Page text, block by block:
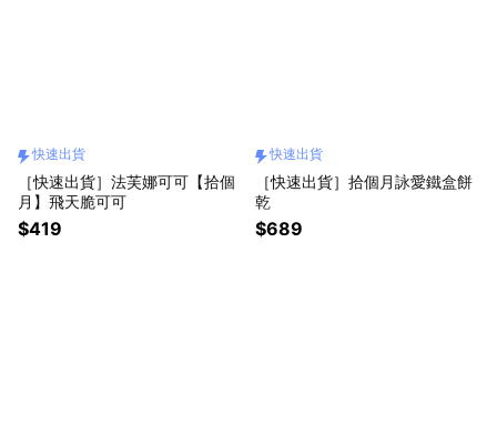
快速出貨
［快速出貨］法芙娜可可【拾個
月】飛天脆可可
$419
快速出貨
［快速出貨］拾個月詠愛鐵盒餅
乾
$689